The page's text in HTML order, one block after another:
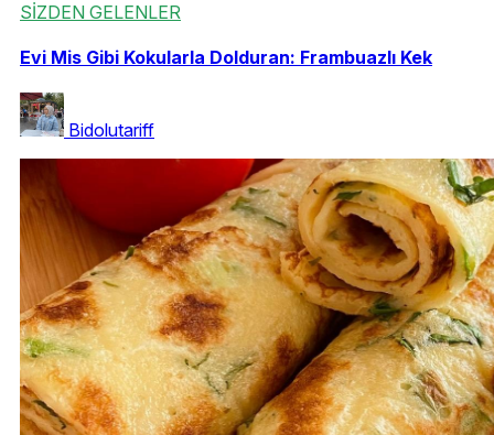
SİZDEN GELENLER
Evi Mis Gibi Kokularla Dolduran: Frambuazlı Kek
Bidolutariff